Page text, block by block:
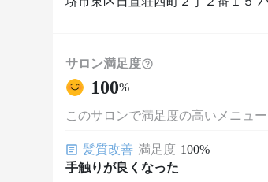
サロン満足度
100%
このサロンで満足度の高いメニュー
髪質改善 満足度 100%
手触りが良くなった